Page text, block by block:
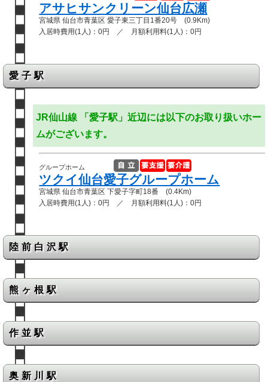
アサヒサンクリーン仙台広瀬
宮城県 仙台市青葉区 愛子東三丁目1番20号 (0.9Km)
入居時費用(1人)：0円 ／ 月額利用料(1人)：0円
愛子駅
JR仙山線 「愛子駅」近辺には以下のお取り扱いホー
ムがございます。
グループホーム
ツクイ仙台愛子グループホーム
宮城県 仙台市青葉区 下愛子字町18番 (0.4Km)
入居時費用(1人)：0円 ／ 月額利用料(1人)：0円
陸前白沢駅
熊ヶ根駅
作並駅
奥新川駅